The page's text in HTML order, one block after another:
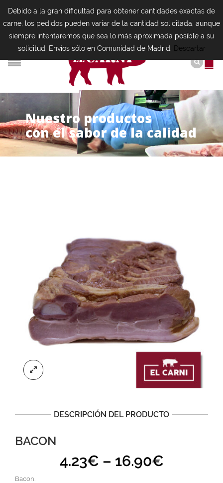
Nuestro productos
con el sabor de la calidad
DESCRIPCIÓN DEL PRODUCTO
BACON
4.23€ – 16.90€
Bacon.
Debido a la gran dificultad para obtener cantidades exactas de
carne, los pedidos pueden variar de la cantidad solicitada, aunque
siempre intentaremos que sea lo más aproximada posible a su
solicitud. Envíos sólo en Comunidad de Madrid.
Descartar